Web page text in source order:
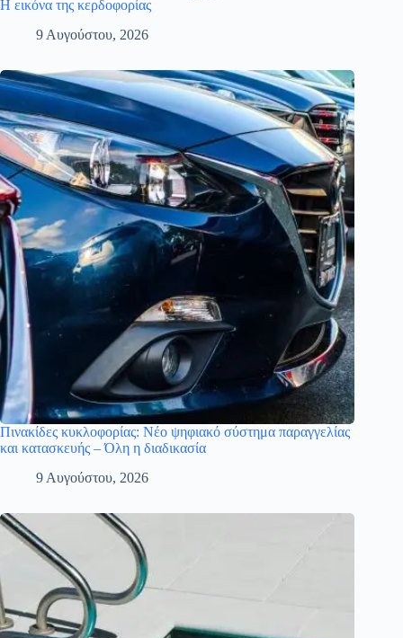
Η εικόνα της κερδοφορίας
9 Αυγούστου, 2026
Πινακίδες κυκλοφορίας: Νέο ψηφιακό σύστημα παραγγελίας
και κατασκευής – Όλη η διαδικασία
9 Αυγούστου, 2026